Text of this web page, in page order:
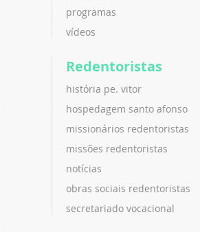
programas
vídeos
Redentoristas
história pe. vitor
hospedagem santo afonso
missionários redentoristas
missões redentoristas
notícias
obras sociais redentoristas
secretariado vocacional